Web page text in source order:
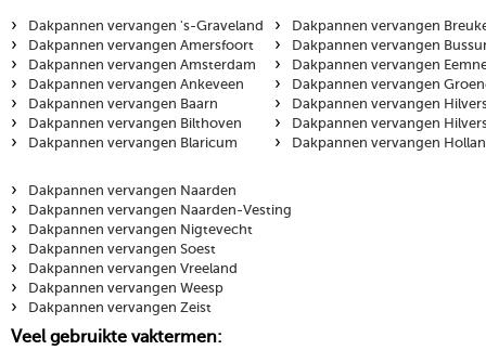
›
Dakpannen vervangen 's-Graveland
› Dakpannen vervangen Amersfoort
› Dakpannen vervangen Amsterdam
› Dakpannen vervangen Ankeveen
› Dakpannen vervangen Baarn
› Dakpannen vervangen Bilthoven
› Dakpannen vervangen Blaricum
› Dakpannen vervangen
› Dakpannen vervangen
› Dakpannen vervangen
› Dakpannen vervangen
› Dakpannen vervangen
› Dakpannen vervangen
› Dakpannen vervangen
› Dakpannen vervangen Naarden
› Dakpannen vervangen Naarden-Vesting
› Dakpannen vervangen Nigtevecht
› Dakpannen vervangen Soest
› Dakpannen vervangen Vreeland
› Dakpannen vervangen Weesp
› Dakpannen vervangen Zeist
Veel gebruikte vaktermen: